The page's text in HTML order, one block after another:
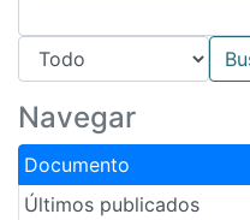
Navegar
Documento
Últimos publicados